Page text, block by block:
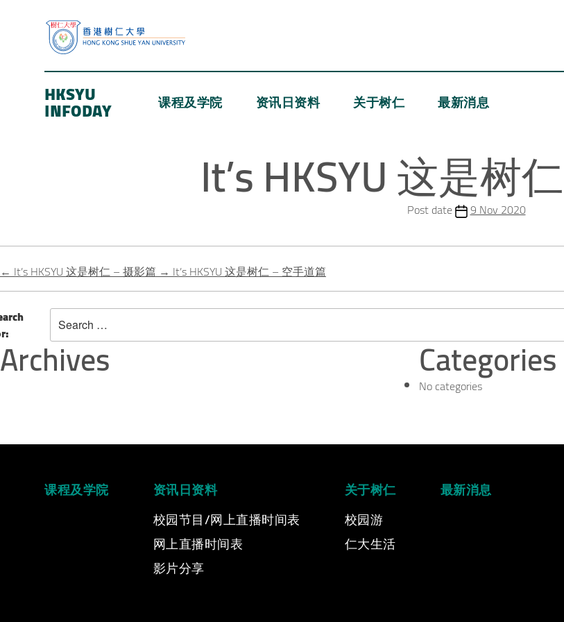
HKSYU
INFODAY 课程及学院 资讯日资料 关于树仁 最新消息
It’s HKSYU 这是树
Post date 9 Nov 2020
←It’s HKSYU 这是树仁 – 摄影篇→It’s HKSYU 这是树仁 – 空手道篇
Archives Categories
No categories
Video category
课程及学院
资讯日资料
校园节目/网上直播时间表
网上直播时间表
影片分享
关于树仁
校园游
仁大生活
最新消息